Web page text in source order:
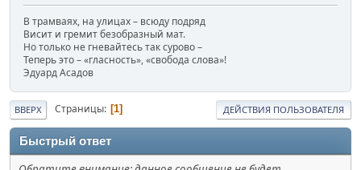
В трамваях, на улицах – всюду подряд
Висит и гремит безобразный мат.
Но только не гневайтесь так сурово –
Теперь это – «гласность», «свобода слова»!
Эдуард Асадов
ВВЕРХ Страницы 1 ДЕЙСТВИЯ ПОЛЬЗОВАТЕЛЯ
Быстрый ответ